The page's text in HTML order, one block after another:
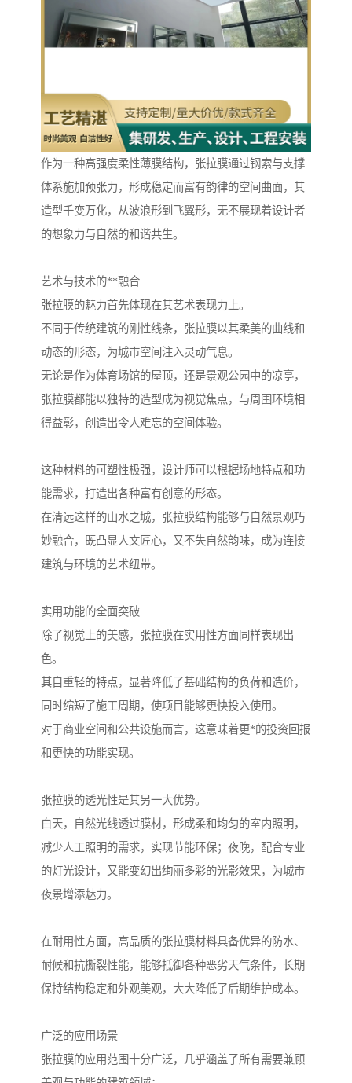
作为一种高强度柔性薄膜结构，张拉膜通过钢索与支撑
体系施加预张力，形成稳定而富有韵律的空间曲面，其
造型千变万化，从波浪形到飞翼形，无不展现着设计者
的想象力与自然的和谐共生。
艺术与技术的**融合
张拉膜的魅力首先体现在其艺术表现力上。
不同于传统建筑的刚性线条，张拉膜以其柔美的曲线和
动态的形态，为城市空间注入灵动气息。
无论是作为体育场馆的屋顶，还是景观公园中的凉亭，
张拉膜都能以独特的造型成为视觉焦点，与周围环境相
得益彰，创造出令人难忘的空间体验。
这种材料的可塑性极强，设计师可以根据场地特点和功
能需求，打造出各种富有创意的形态。
在清远这样的山水之城，张拉膜结构能够与自然景观巧
妙融合，既凸显人文匠心，又不失自然韵味，成为连接
建筑与环境的艺术纽带。
实用功能的全面突破
除了视觉上的美感，张拉膜在实用性方面同样表现出
色。
其自重轻的特点，显著降低了基础结构的负荷和造价，
同时缩短了施工周期，使项目能够更快投入使用。
对于商业空间和公共设施而言，这意味着更*的投资回报
和更快的功能实现。
张拉膜的透光性是其另一大优势。
白天，自然光线透过膜材，形成柔和均匀的室内照明，
减少人工照明的需求，实现节能环保；夜晚，配合专业
的灯光设计，又能变幻出绚丽多彩的光影效果，为城市
夜景增添魅力。
在耐用性方面，高品质的张拉膜材料具备优异的防水、
耐候和抗撕裂性能，能够抵御各种恶劣天气条件，长期
保持结构稳定和外观美观，大大降低了后期维护成本。
广泛的应用场景
张拉膜的应用范围十分广泛，几乎涵盖了所有需要兼顾